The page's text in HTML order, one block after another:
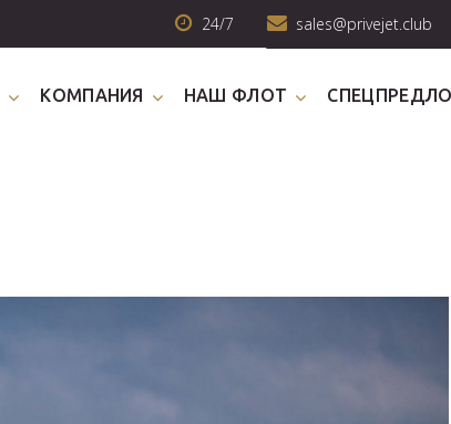
24/7 sales@privejet.club
КОМПАНИЯ НАШ ФЛОТ